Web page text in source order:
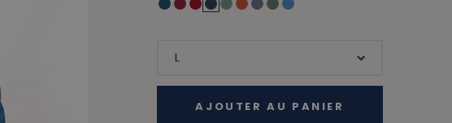
AJOUTER AU PANIER